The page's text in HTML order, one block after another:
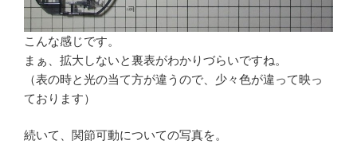
こんな感じです。
まぁ、拡大しないと裏表がわかりづらいですね。
（表の時と光の当て方が違うので、少々色が違って映っ
ております）
続いて、関節可動についての写真を。